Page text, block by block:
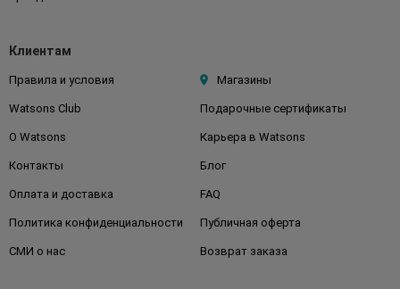
Клиентам
Правила и условия Магазины
Watsons Club Подарочные сертификаты
О Watsons Карьера в Watsons
Контакты Блог
Оплата и доставка FAQ
Политика конфиденциальности Публичная оферта
СМИ о нас Возврат заказа